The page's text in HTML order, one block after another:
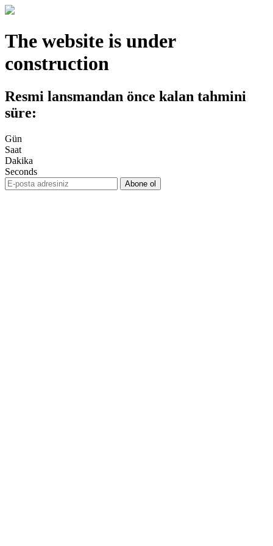
The website is under
construction
Resmi lansmandan önce kalan tahmini
süre:
Gün
Saat
Dakika
Seconds